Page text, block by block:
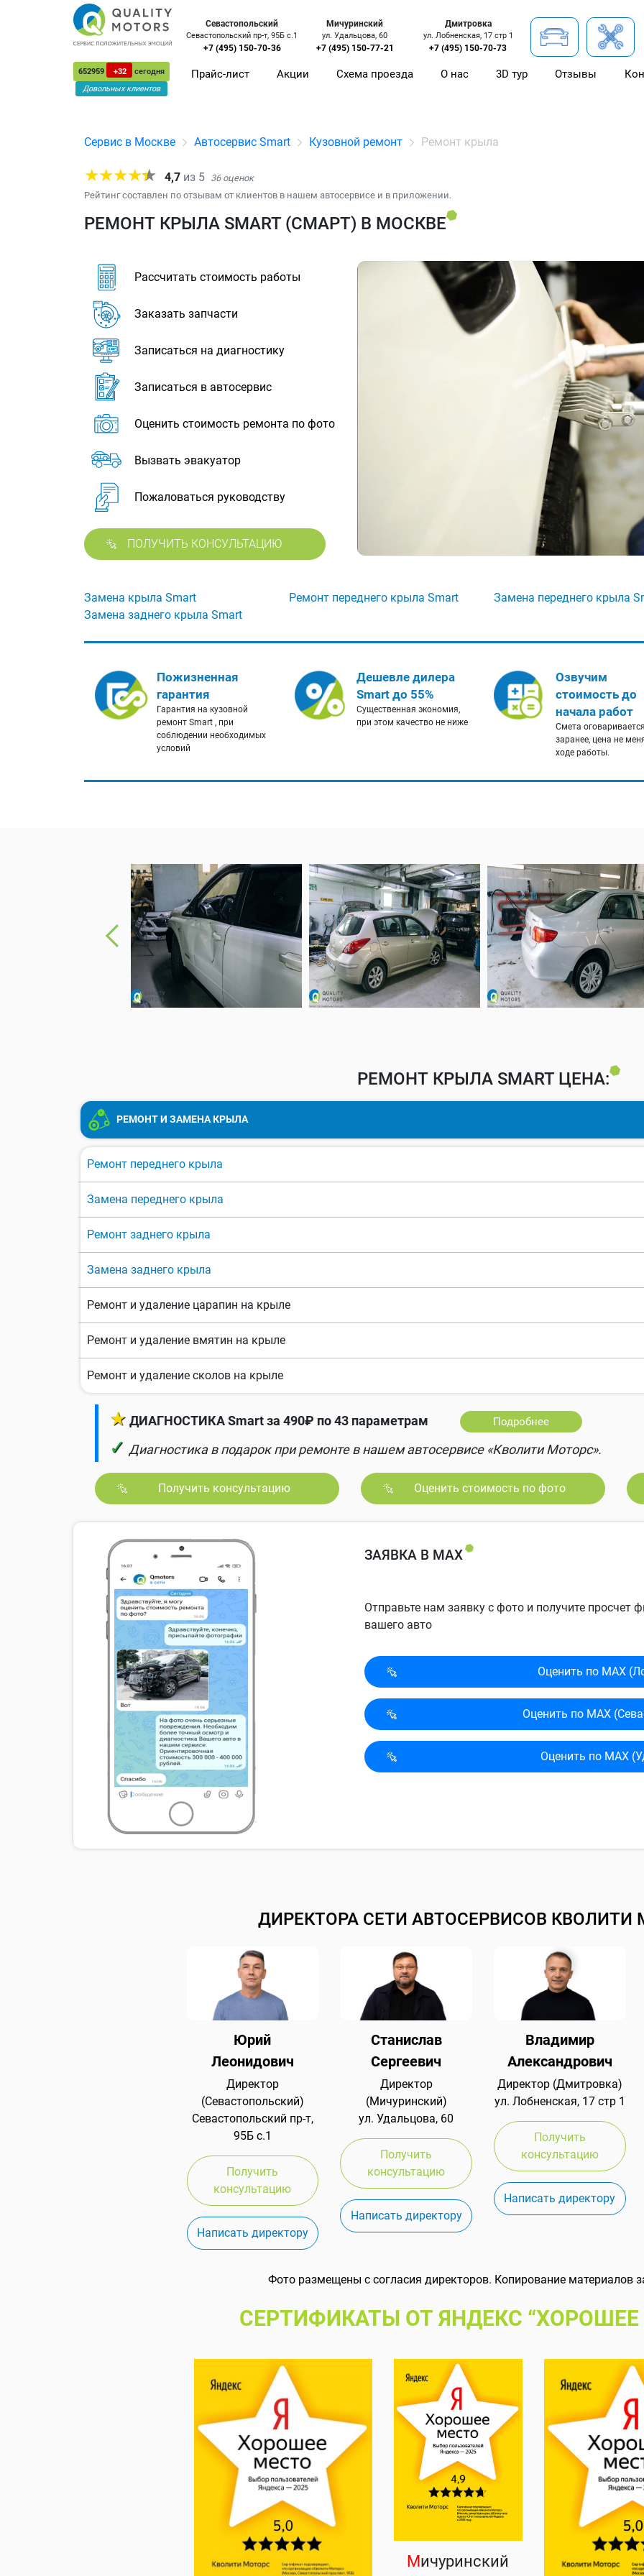
652959 +32
сегодня
Довольных клиентов
Севастопольский
Севастопольский пр-т, 95Б с.1
+7 (495) 150-70-36
Мичуринский
ул. Удальцова, 60
+7 (495) 150-77-21
Дмитровка
ул. Лобненская, 17 стр 1
+7 (495) 150-70-73
Прайс-лист Акции Схема проезда О нас 3D тур Отзывы
Сервис в Москве Автосервис Smart Кузовной ремонт Ремонт крыла
4,7 из 5 36оценок
Рейтинг составлен по отзывам от клиентов в нашем автосервисе и в приложении.
РЕМОНТ КРЫЛА SMART (СМАРТ) В МОСКВЕ
Рассчитать стоимость работы
Заказать запчасти
Записаться на диагностику
Записаться в автосервис
Оценить стоимость ремонта по фото
Вызвать эвакуатор
Пожаловаться руководству
ПОЛУЧИТЬ КОНСУЛЬТАЦИЮ
Замена крыла Smart Ремонт переднего крыла Smart Замена переднего крыла
Замена заднего крыла Smart
Пожизненная
гарантия
Гарантия на кузовной
ремонт Smart , при
соблюдении необходимых
условий
Дешевле дилера
Smart до 55%
Существенная экономия,
при этом качество не ниже
Озвучим
стоимость до
начала работ
Смета оговаривается
заранее, цена не
ходе работы.
РЕМОНТ КРЫЛА SMART ЦЕНА:
РЕМОНТ И ЗАМЕНА КРЫЛА
Ремонт переднего крыла
Замена переднего крыла
Ремонт заднего крыла
Замена заднего крыла
Ремонт и удаление царапин на крыле
Ремонт и удаление вмятин на крыле
Ремонт и удаление сколов на крыле
★ ДИАГНОСТИКА Smart за 490₽ по 43 параметрам Подробнее
✓ Диагностика в подарок при ремонте в нашем автосервисе «Кволити Моторс».
Получить консультацию Оценить стоимость по фото
ЗАЯВКА В MAX
Отправьте нам заявку с фото и получите просчет
вашего авто
Оценить по MAX
Оценить по MAX
Оценить по MAX
ДИРЕКТОРА СЕТИ АВТОСЕРВИСОВ КВОЛИТИ
Юрий
Леонидович
Директор
(Севастопольский)
Севастопольский пр-т,
95Б с.1
Получить
консультацию
Написать директору
Станислав
Сергеевич
Директор
(Мичуринский)
ул. Удальцова, 60
Получить
консультацию
Написать директору
Владимир
Александрович
Директор (Дмитровка)
ул. Лобненская, 17 стр 1
Получить
консультацию
Написать директору
Фото размещены с согласия директоров. Копирование материалов
СЕРТИФИКАТЫ ОТ ЯНДЕКС “ХОРОШЕЕ
Мичуринский